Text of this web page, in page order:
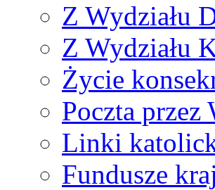
Z Wydziału
Z Wydziału
Życie
Poczta przez
Linki
Fundusze